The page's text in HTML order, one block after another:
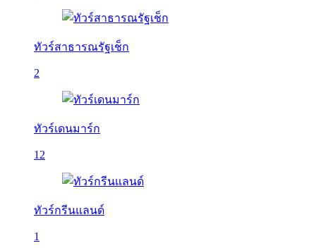
ทัวร์สาธารณรัฐเช็ก
2
ทัวร์เดนมาร์ก
12
ทัวร์กรีนแลนด์
1